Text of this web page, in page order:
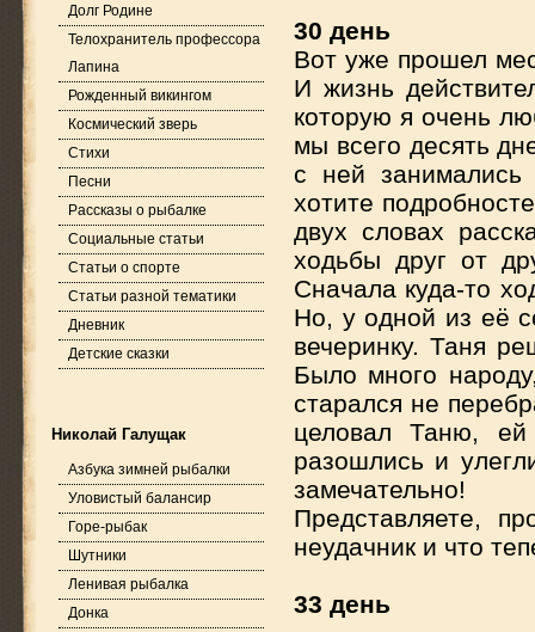
Долг Родине
Телохранитель профессора
Лапина
Рожденный викингом
Космический зверь
Стихи
Песни
Рассказы о рыбалке
Социальные статьи
Статьи о спорте
Статьи разной тематики
Дневник
Детские сказки
Николай Галущак
Азбука зимней рыбалки
Уловистый балансир
Горе-рыбак
Шутники
Ленивая рыбалка
Донка
30 день
Вот уже прошел
И жизнь
которую я очень
мы всего десять
с ней
хотите
двух словах
ходьбы друг от
Сначала куда-то
Но, у одной из её
вечеринку. Таня
Было много
старался не
целовал Таню,
разошлись и
замечательно!
Представляете,
неудачник и что
33 день